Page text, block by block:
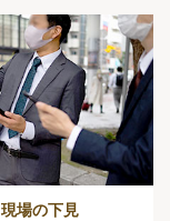
現場の下見